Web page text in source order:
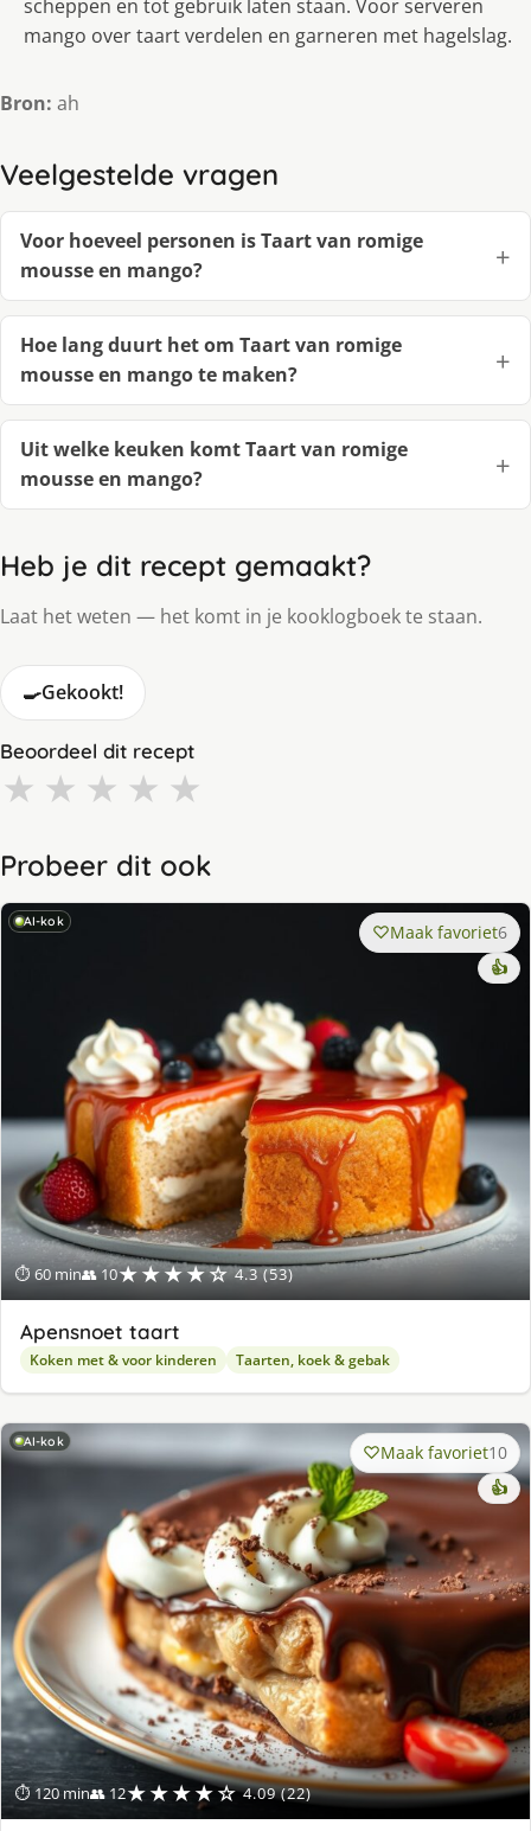
scheppen en tot gebruik laten staan. Voor serveren
mango over taart verdelen en garneren met hagelslag.
Bron: ah
Veelgestelde vragen
Voor hoeveel personen is Taart van romige
mousse en mango?
Hoe lang duurt het om Taart van romige
mousse en mango te maken?
Uit welke keuken komt Taart van romige
mousse en mango?
Heb je dit recept gemaakt?
Laat het weten — het komt in je kooklogboek te staan.
🍳Gekookt!
Beoordeel dit recept
★ ★ ★ ★ ★
Probeer dit ook
AI-kok
⏱ 60 min👥 10★★★★☆ 4.3 (53)
Maak favoriet6
👍
Apensnoet taart
Koken met & voor kinderen Taarten, koek & gebak
AI-kok
⏱ 120 min👥 12★★★★☆ 4.09 (22)
Maak favoriet10
👍